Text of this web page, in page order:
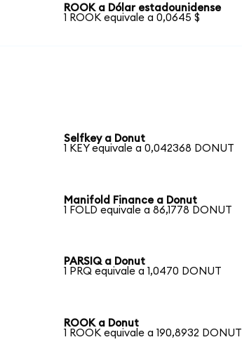
ROOK a Dólar estadounidense
1 ROOK equivale a 0,0645 $
Selfkey a Donut
1 KEY equivale a 0,042368 DONUT
Manifold Finance a Donut
1 FOLD equivale a 86,1778 DONUT
PARSIQ a Donut
1 PRQ equivale a 1,0470 DONUT
ROOK a Donut
1 ROOK equivale a 190,8932 DONUT